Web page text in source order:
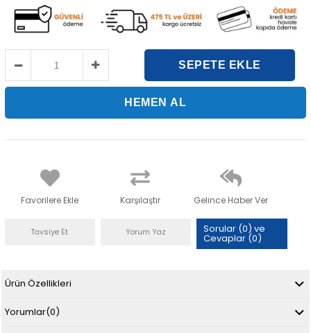
Favorilere Ekle Karşılaştır Gelince Haber Ver
Tavsiye Et Yorum Yaz Sorular (0) ve
Cevaplar (0)
Ürün Özellikleri
Yorumlar(0)